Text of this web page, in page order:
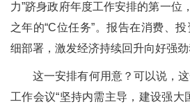
力”跻身政府年度工作安排的第一位
之年的“C位任务”。报告在消费、
细部署，激发经济持续回升向好强劲
这一安排有何用意？可以说，这
工作会议“坚持内需主导，建设强大